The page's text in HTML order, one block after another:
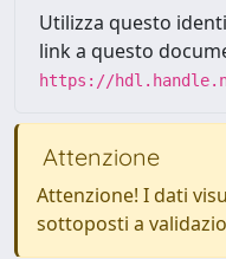
Utilizza questo
link a questo
https://
Attenzione
Attenzione! I dati
sottoposti a